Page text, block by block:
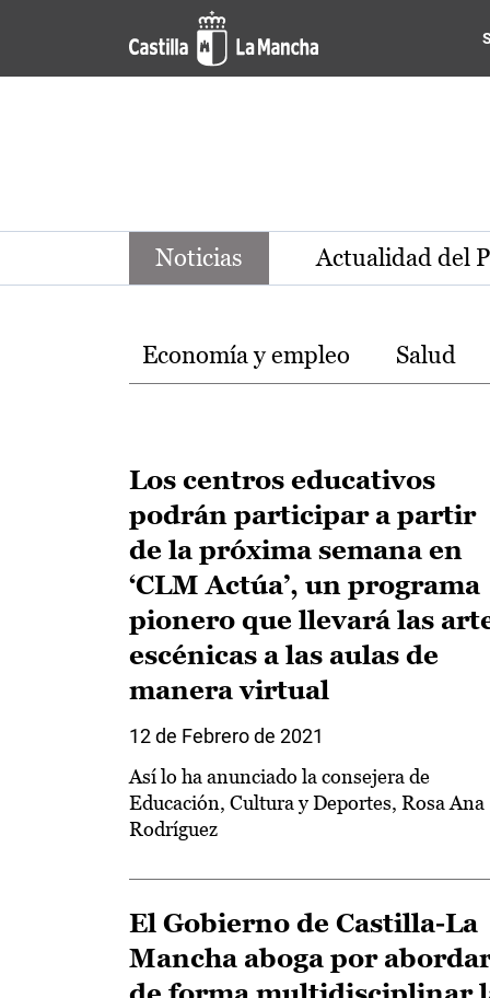
Pasar al contenido principal
Noticias de la región de
Noticias Actualidad del
Temas
Economía y empleo Salud
Los centros educativos
podrán participar a partir
de la próxima semana en
‘CLM Actúa’, un programa
pionero que llevará las
escénicas a las aulas de
manera virtual
12 de Febrero de 2021
Así lo ha anunciado la consejera de
Educación, Cultura y Deportes, Rosa Ana
Rodríguez
El Gobierno de Castilla-La
Mancha aboga por